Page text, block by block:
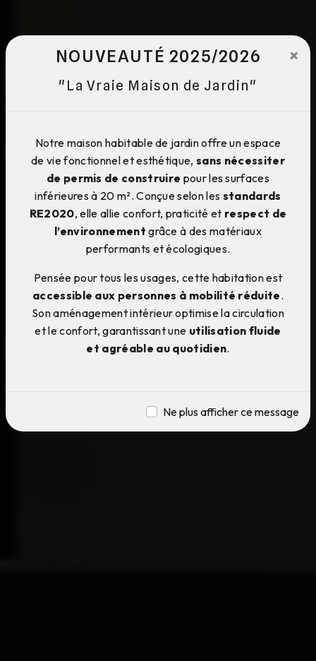
NOUVEAUTÉ 2025/2026
"La Vraie Maison de Jardin"
×
Notre maison habitable de jardin offre un espace
de vie fonctionnel et esthétique,sans nécessiter
de permis de construire pour les surfaces
inférieures à 20 m². Conçue selon les standards
RE2020, elle allie confort, praticité et respect de
l’environnement grâce à des matériaux
performants et écologiques.
Pensée pour tous les usages, cette habitation est
accessible aux personnes à mobilité réduite.
Son aménagement intérieur optimise la circulation
et le confort, garantissant une utilisation fluide
et agréable au quotidien.
Ne plus afficher ce message